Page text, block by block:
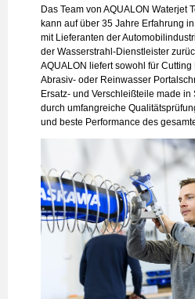
Das Team von AQUALON Waterjet
kann auf über 35 Jahre Erfahrung
mit Lieferanten der
der Wasserstrahl-Dienstleister
AQUALON liefert sowohl für
Abrasiv- oder Reinwasser
Ersatz- und Verschleißteile made
durch umfangreiche
und beste Performance des